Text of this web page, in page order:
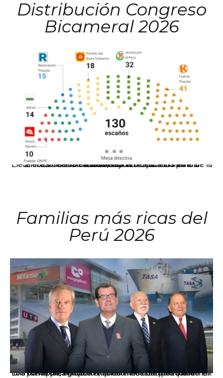
Distribución Congreso
Bicameral 2026
El JNE oficializó la distribución de escaños para la elección de 60 senadores y 130 diputados en las Elecciones Generales 2026, tras el restablecimiento de la Bicameralidad.
Familias más ricas del
Perú 2026
Los principales grupos empresariales del país mantienen una fuerte presencia en Áncash mediante inversiones en comercio, educación, salud e industria pesquera.